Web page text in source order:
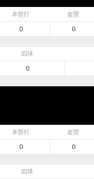
本塁打 盗塁
0 0
四球
0
本塁打 盗塁
0 0
四球